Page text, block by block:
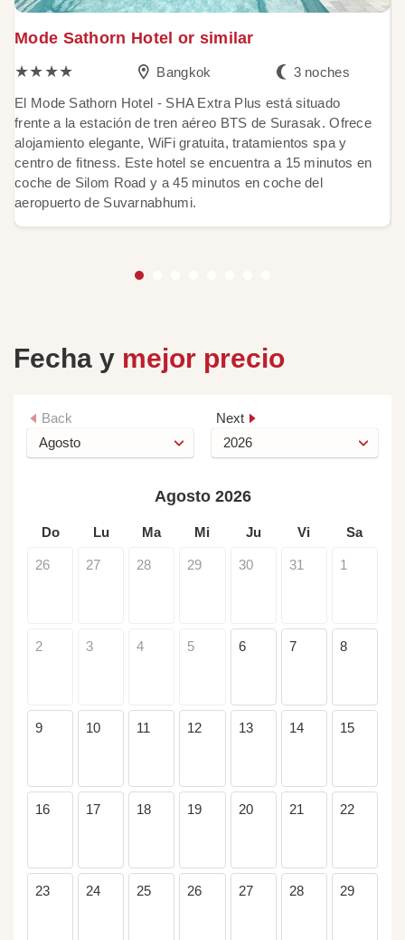
Mode Sathorn Hotel or similar
★★★★
Bangkok 3 noches
El Mode Sathorn Hotel - SHA Extra Plus está situado
frente a la estación de tren aéreo BTS de Surasak. Ofrece
alojamiento elegante, WiFi gratuita, tratamientos spa y
centro de fitness. Este hotel se encuentra a 15 minutos en
coche de Silom Road y a 45 minutos en coche del
aeropuerto de Suvarnabhumi.
Fecha y mejor precio
Back Next
Agosto 2026
Do Lu Ma Mi Ju Vi Sa
26 27 28 29 30 31 1
2 3 4 5 6 7 8
9 10 11 12 13 14 15
16 17 18 19 20 21 22
23 24 25 26 27 28 29